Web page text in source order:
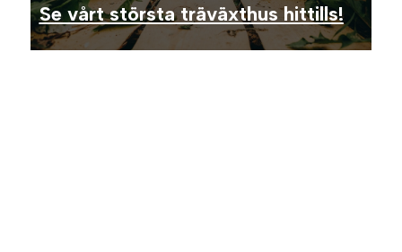
Se vårt största träväxthus hittills!